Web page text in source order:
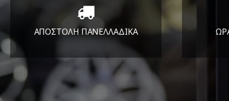
ΑΠΟΣΤΟΛΗ ΠΑΝΕΛΛΑΔΙΚA
Όπου και αν είστε θα σας
στείλουμε τα ελαστικά σας